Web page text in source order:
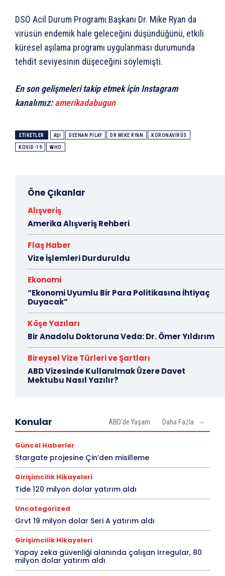
DSÖ Acil Durum Programı Başkanı Dr. Mike Ryan da
virüsün endemik hale geleceğini düşündüğünü, etkili
küresel aşılama programı uygulanması durumunda
tehdit seviyesinin düşeceğini söylemişti.
En son gelişmeleri takip etmek için Instagram
kanalımız:amerikadabugun
ETIKETLER AŞI DEENAN PILAY DR MIKE RYAN KORONAVIRÜS
KOVID-19 WHO
Öne Çıkanlar
Alışveriş
Amerika Alışveriş Rehberi
Flaş Haber
Vize İşlemleri Durduruldu
Ekonomi
“Ekonomi Uyumlu Bir Para Politikasına İhtiyaç
Duyacak”
Köşe Yazıları
Bir Anadolu Doktoruna Veda: Dr. Ömer Yıldırım
Bireysel Vize Türleri ve Şartları
ABD Vizesinde Kullanılmak Üzere Davet
Mektubu Nasıl Yazılır?
Konular ABD'de Yaşam Daha Fazla
Güncel Haberler
Stargate projesine Çin’den misilleme
Girişimcilik Hikayeleri
Tide 120 milyon dolar yatırım aldı
Uncategorized
Grvt 19 milyon dolar Seri A yatırım aldı
Girişimcilik Hikayeleri
Yapay zeka güvenliği alanında çalışan Irregular, 80
milyon dolar yatırım aldı